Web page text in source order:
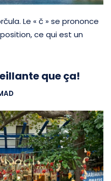
Le « č » se prononce
ce qui est un
que ça!